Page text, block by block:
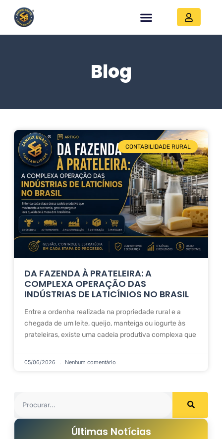
Blog
CONTABILIDADE RURAL
DA FAZENDA À PRATELEIRA: A
COMPLEXA OPERAÇÃO DAS
INDÚSTRIAS DE LATICÍNIOS NO BRASIL
Entre a ordenha realizada na propriedade rural e a
chegada de um leite, queijo, manteiga ou iogurte às
prateleiras, existe uma cadeia produtiva complexa que
05/06/2026 Nenhum comentário
Últimas Notícias